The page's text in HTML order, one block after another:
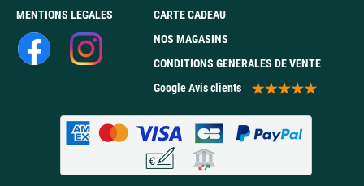
MENTIONS LEGALES
CARTE CADEAU
NOS MAGASINS
CONDITIONS GENERALES DE VENTE
Google Avis clients